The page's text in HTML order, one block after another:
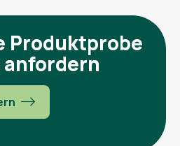
Produktprobe
anfordern